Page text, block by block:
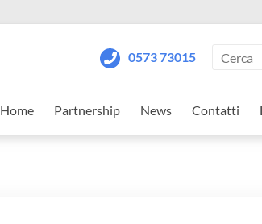
0573 73015
Home Partnership News Contatti